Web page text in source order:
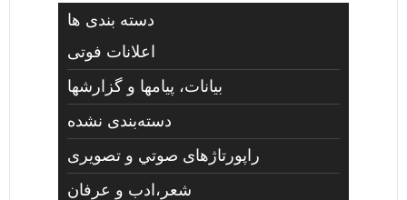
دسته بندی ها
اعلانات فوتی
بیانات، پیامها و گزارشها
دسته‌بندی نشده
راپورتاژهای صوتي و تصويری
شعر،ادب و عرفان